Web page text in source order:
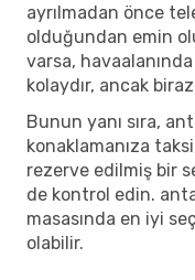
ayrılmadan önce
olduğundan emin
varsa,
kolaydır, ancak
Bunun yanı sıra,
konaklamanıza
rezerve edilmiş bir
de kontrol edin.
masasında en iyi
olabilir.